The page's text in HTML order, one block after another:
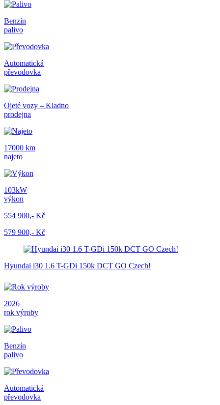
Benzín
palivo
Automatická
převodovka
Ojeté vozy – Kladno
prodejna
17000 km
najeto
103kW
výkon
554 900,- Kč
579 900,- Kč
Hyundai i30 1.6 T-GDi 150k DCT GO Czech!
2026
rok výroby
Benzín
palivo
Automatická
převodovka